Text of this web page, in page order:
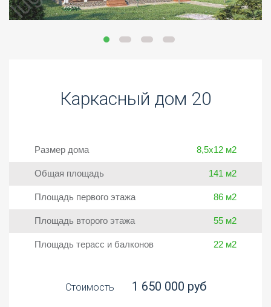
Каркасный дом 20
Размер дома 8,5х12 м2
Общая площадь 141 м2
Площадь первого этажа 86 м2
Площадь второго этажа 55 м2
Площадь терасс и балконов 22 м2
Стоимость 1 650 000 руб